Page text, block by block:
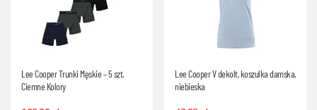
Lee Cooper Trunki Męskie – 5 szt.
Ciemne Kolory
Lee Cooper V dekolt, koszulka damska,
niebieska